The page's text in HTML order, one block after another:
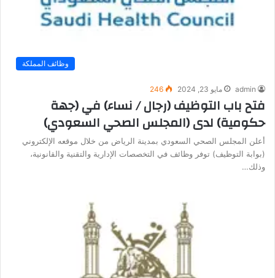
وظائف المملكة
admin مايو 23, 2024 246
فتح باب التوظيف (رجال / نساء) في (جهة
حكومية) لدى (المجلس الصحي السعودي)
أعلن المجلس الصحي السعودي بمدينة الرياض من خلال موقعه الإلكتروني
(بوابة التوظيف) توفر وظائف في التخصصات الإدارية والتقنية والقانونية،
وذلك…